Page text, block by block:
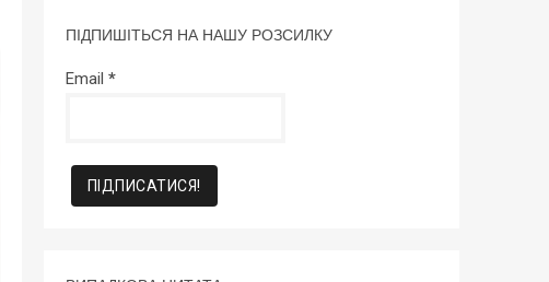
ПІДПИШІТЬСЯ НА НАШУ РОЗСИЛКУ
Email *